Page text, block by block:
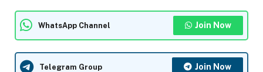
WhatsApp Channel Join Now
Telegram Group Join Now